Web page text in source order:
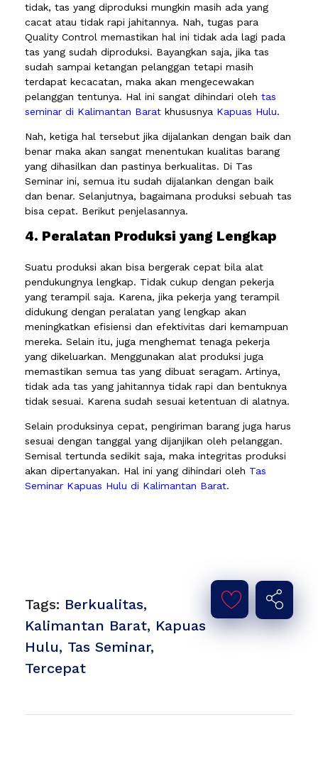
tidak, tas yang diproduksi mungkin masih ada yang
cacat atau tidak rapi jahitannya. Nah, tugas para
Quality Control memastikan hal ini tidak ada lagi pada
tas yang sudah diproduksi. Bayangkan saja, jika tas
sudah sampai ketangan pelanggan tetapi masih
terdapat kecacatan, maka akan mengecewakan
pelanggan tentunya. Hal ini sangat dihindari oleh tas
seminar di Kalimantan Barat khususnya Kapuas Hulu.
Nah, ketiga hal tersebut jika dijalankan dengan baik dan
benar maka akan sangat menentukan kualitas barang
yang dihasilkan dan pastinya berkualitas. Di Tas
Seminar ini, semua itu sudah dijalankan dengan baik
dan benar. Selanjutnya, bagaimana produksi sebuah tas
bisa cepat. Berikut penjelasannya.
4. Peralatan Produksi yang Lengkap
Suatu produksi akan bisa bergerak cepat bila alat
pendukungnya lengkap. Tidak cukup dengan pekerja
yang terampil saja. Karena, jika pekerja yang terampil
didukung dengan peralatan yang lengkap akan
meningkatkan efisiensi dan efektivitas dari kemampuan
mereka. Selain itu, juga menghemat tenaga pekerja
yang dikeluarkan. Menggunakan alat produksi juga
memastikan semua tas yang dibuat seragam. Artinya,
tidak ada tas yang jahitannya tidak rapi dan bentuknya
tidak sesuai. Karena sudah sesuai ketentuan di alatnya.
Selain produksinya cepat, pengiriman barang juga harus
sesuai dengan tanggal yang dijanjikan oleh pelanggan.
Semisal tertunda sedikit saja, maka integritas produksi
akan dipertanyakan. Hal ini yang dihindari oleh Tas
Seminar Kapuas Hulu di Kalimantan Barat.
Tags: Berkualitas,
Kalimantan Barat, Kapuas
Hulu, Tas Seminar,
Tercepat